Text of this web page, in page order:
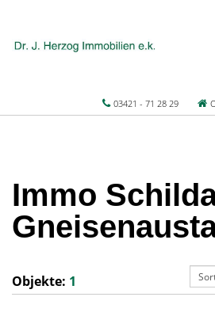
03421 - 71 28 29
Immo
Objekte: 1